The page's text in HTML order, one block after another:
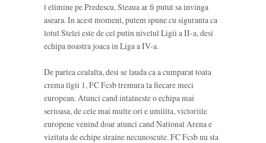
l elimine pe Predescu, Steaua ar fi putut sa invinga
aseara. In acest moment, putem spune cu siguranta ca
lotul Stelei este de cel putin nivelul Ligii a II-a, desi
echipa noastra joaca in Liga a IV-a.
De partea cealalta, desi se lauda ca a cumparat toata
crema ligii 1, FC Fcsb tremura la fiecare meci
european. Atunci cand intalneste o echipa mai
serioasa, de cele mai multe ori e umilita, victoriile
europene venind doar atunci cand National Arena e
vizitata de echipe straine necunoscute. FC Fcsb nu sta